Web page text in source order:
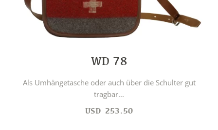
WD 78
Als Umhängetasche oder auch über die Schulter gut
tragbar...
USD 253.50